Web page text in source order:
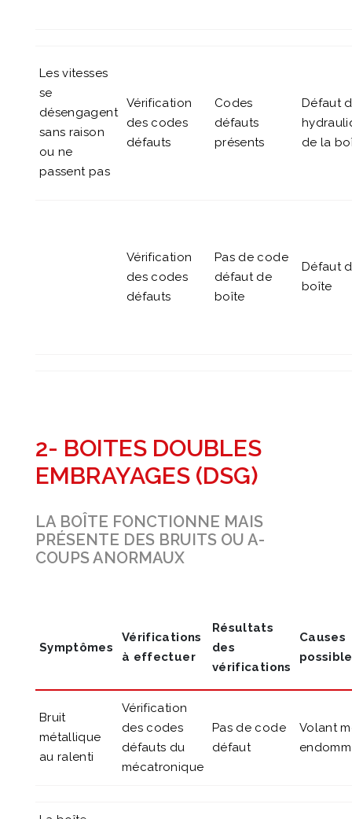
Les vitesses
se
désengagent
sans raison
ou ne
passent pas
Vérification
des codes
défauts
Codes
défauts
présents
Défaut
de la
Vérification
des codes
défauts
Pas de code
défaut de
boîte
Défaut
boîte
2- BOITES DOUBLES
EMBRAYAGES (DSG)
LA BOÎTE FONCTIONNE MAIS
PRÉSENTE DES BRUITS OU A-
COUPS ANORMAUX
Symptômes
Vérifications
à effectuer
Résultats
des
vérifications
Causes
Bruit
métallique
au ralenti
Vérification
des codes
défauts du
mécatronique
Pas de code
défaut
Volant